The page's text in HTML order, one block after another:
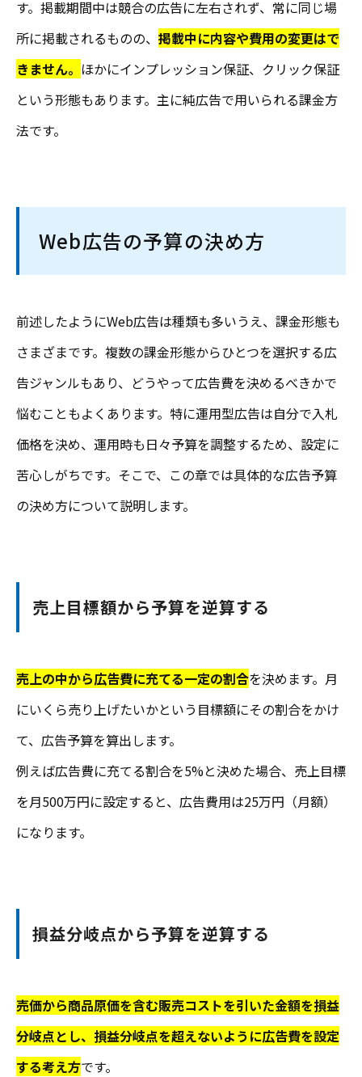
す。掲載期間中は競合の広告に左右されず、常に同じ場
所に掲載されるものの、 掲載中に内容や費用の変更はで
きません。 ほかにインプレッション保証、クリック保証
という形態もあります。主に純広告で用いられる課金方
法です。
Web広告の予算の決め方
前述したようにWeb広告は種類も多いうえ、課金形態も
さまざまです。複数の課金形態からひとつを選択する広
告ジャンルもあり、どうやって広告費を決めるべきかで
悩むこともよくあります。特に運用型広告は自分で入札
価格を決め、運用時も日々予算を調整するため、設定に
苦心しがちです。そこで、この章では具体的な広告予算
の決め方について説明します。
売上目標額から予算を逆算する
売上の中から広告費に充てる一定の割合を決めます。月
にいくら売り上げたいかという目標額にその割合をかけ
て、広告予算を算出します。
例えば広告費に充てる割合を5%と決めた場合、売上目標
を月500万円に設定すると、広告費用は25万円（月額）
になります。
損益分岐点から予算を逆算する
売価から商品原価を含む販売コストを引いた金額を損益
分岐点とし、損益分岐点を超えないように広告費を設定
する考え方です。